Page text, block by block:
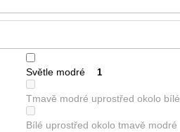
Světle modré 1
Tmavě modré uprostřed okolo bílé
Bílé uprostřed okolo tmavě modré